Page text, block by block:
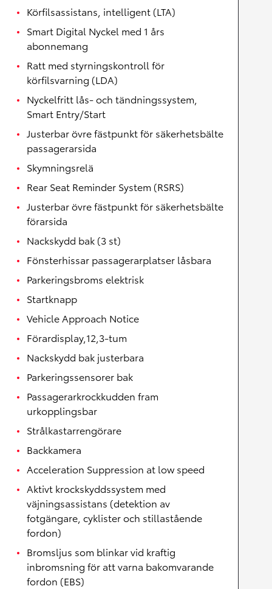
Körfilsassistans, intelligent (LTA)
Smart Digital Nyckel med 1 års
abonnemang
Ratt med styrningskontroll för
körfilsvarning (LDA)
Nyckelfritt lås- och tändningssystem,
Smart Entry/Start
Justerbar övre fästpunkt för säkerhetsbälte
passagerarsida
Skymningsrelä
Rear Seat Reminder System (RSRS)
Justerbar övre fästpunkt för säkerhetsbälte
förarsida
Nackskydd bak (3 st)
Fönsterhissar passagerarplatser låsbara
Parkeringsbroms elektrisk
Startknapp
Vehicle Approach Notice
Förardisplay,12,3-tum
Nackskydd bak justerbara
Parkeringssensorer bak
Passagerarkrockkudden fram
urkopplingsbar
Strålkastarrengörare
Backkamera
Acceleration Suppression at low speed
Aktivt krockskyddssystem med
väjningsassistans (detektion av
fotgängare, cyklister och stillastående
fordon)
Bromsljus som blinkar vid kraftig
inbromsning för att varna bakomvarande
fordon (EBS)